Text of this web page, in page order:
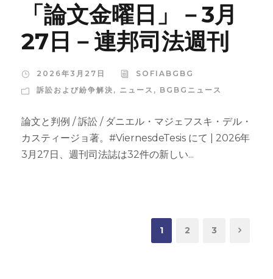
「論文金曜日」－3月
27日－連邦司法週刊
2026年3月27日
SOFIABGBG
訴訟および紛争解決 , ニュース , BGBGニュース
論文と判例 / 訴訟 / ダニエル・マジェフスキ・デル・
カスティージョ著。#ViernesdeTesis にて | 2026年
3月27日、週刊司法誌は32件の新しい...
1 2 3